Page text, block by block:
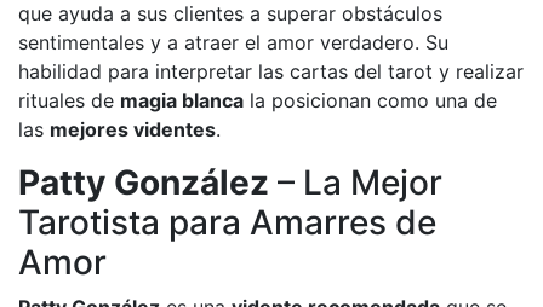
que ayuda a sus clientes a superar obstáculos
sentimentales y a atraer el amor verdadero. Su
habilidad para interpretar las cartas del tarot y realizar
rituales de magia blanca la posicionan como una de
las mejores videntes.
Patty González – La Mejor
Tarotista para Amarres de
Amor